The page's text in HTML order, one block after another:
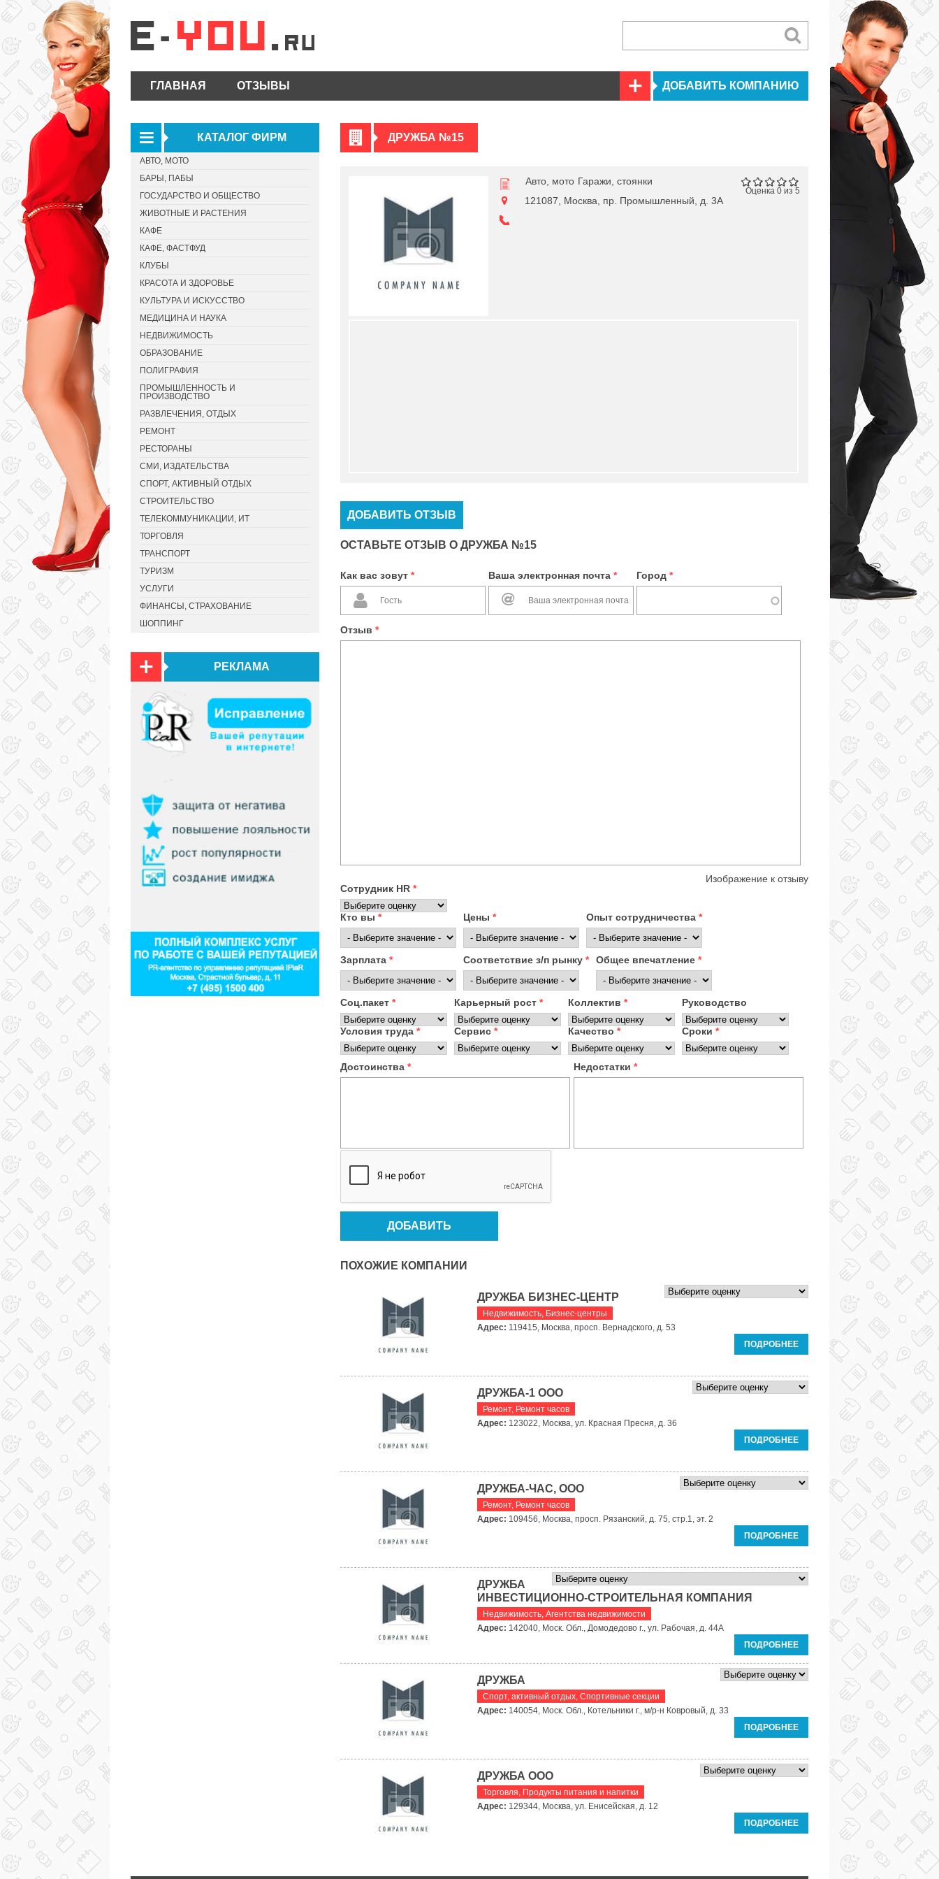
ГЛАВНАЯ ОТЗЫВЫ ДОБАВИТЬ КОМПАНИЮ
ДРУЖБА №15
Оценка 0 из 5
Авто, мото Гаражи, стоянки
121087, Москва, пр. Промышленный, д. 3А
ДОБАВИТЬ ОТЗЫВ
ОСТАВЬТЕ ОТЗЫВ О ДРУЖБА №15
Как вас зовут * Ваша электронная почта * Город *
Отзыв *
Изображение к отзыву
Сотрудник HR *
Кто вы * Цены * Опыт сотрудничества *
Зарплата * Соответствие з/п рынку * Общее впечатление *
Соц.пакет * Карьерный рост * Коллектив * Руководство
Условия труда * Сервис * Качество * Сроки *
Достоинства * Недостатки *
ПОХОЖИЕ КОМПАНИИ
ДРУЖБА БИЗНЕС-ЦЕНТР
Недвижимость, Бизнес-центры
Адрес: 119415, Москва, просп. Вернадского, д. 53
ПОДРОБНЕЕ
ДРУЖБА-1 ООО
Ремонт, Ремонт часов
Адрес: 123022, Москва, ул. Красная Пресня, д. 36
ПОДРОБНЕЕ
ДРУЖБА-ЧАС, ООО
Ремонт, Ремонт часов
Адрес: 109456, Москва, просп. Рязанский, д. 75, стр.1, эт. 2
ПОДРОБНЕЕ
ДРУЖБА
ИНВЕСТИЦИОННО-СТРОИТЕЛЬНАЯ КОМПАНИЯ
Недвижимость, Агентства недвижимости
Адрес: 142040, Моск. Обл., Домодедово г., ул. Рабочая, д. 44А
ПОДРОБНЕЕ
ДРУЖБА
Спорт, активный отдых, Спортивные секции
Адрес: 140054, Моск. Обл., Котельники г., м/р-н Ковровый, д. 33
ПОДРОБНЕЕ
ДРУЖБА ООО
Торговля, Продукты питания и напитки
Адрес: 129344, Москва, ул. Енисейская, д. 12
ПОДРОБНЕЕ
КАТАЛОГ ФИРМ
АВТО, МОТО
БАРЫ, ПАБЫ
ГОСУДАРСТВО И ОБЩЕСТВО
ЖИВОТНЫЕ И РАСТЕНИЯ
КАФЕ
КАФЕ, ФАСТФУД
КЛУБЫ
КРАСОТА И ЗДОРОВЬЕ
КУЛЬТУРА И ИСКУССТВО
МЕДИЦИНА И НАУКА
НЕДВИЖИМОСТЬ
ОБРАЗОВАНИЕ
ПОЛИГРАФИЯ
ПРОМЫШЛЕННОСТЬ И
ПРОИЗВОДСТВО
РАЗВЛЕЧЕНИЯ, ОТДЫХ
РЕМОНТ
РЕСТОРАНЫ
СМИ, ИЗДАТЕЛЬСТВА
СПОРТ, АКТИВНЫЙ ОТДЫХ
СТРОИТЕЛЬСТВО
ТЕЛЕКОММУНИКАЦИИ, ИТ
ТОРГОВЛЯ
ТРАНСПОРТ
ТУРИЗМ
УСЛУГИ
ФИНАНСЫ, СТРАХОВАНИЕ
ШОППИНГ
РЕКЛАМА